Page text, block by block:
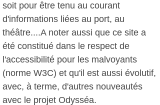
soit pour être tenu au courant
d'informations liées au port, au
théâtre....A noter aussi que ce site a
été constitué dans le respect de
l'accessibilité pour les malvoyants
(norme W3C) et qu'il est aussi évolutif,
avec, à terme, d'autres nouveautés
avec le projet Odysséa.